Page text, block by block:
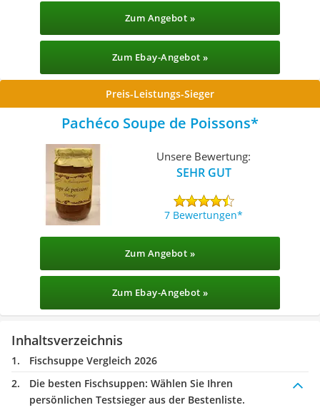
Zum Angebot »
Zum Ebay-Angebot »
Preis-Leistungs-Sieger
Pachéco Soupe de Poissons
Unsere Bewertung:
SEHR GUT
7 Bewertungen
Zum Angebot »
Zum Ebay-Angebot »
Inhaltsverzeichnis
Fischsuppe Vergleich 2026
Die besten Fischsuppen: Wählen Sie Ihren
persönlichen Testsieger aus der Bestenliste.